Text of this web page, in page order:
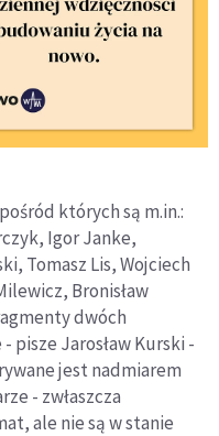
których są m.in.:
Igor Janke,
Tomasz Lis, Wojciech
Bronisław
dwóch
pisze Jarosław Kurski -
jest nadmiarem
- zwłaszcza
ale nie są w stanie